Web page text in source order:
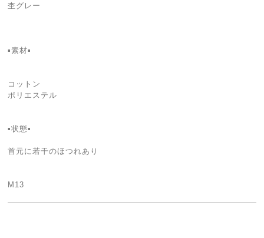
杢グレー
▪素材▪︎
コットン
ポリエステル
▪状態▪
首元に若干のほつれあり
M13